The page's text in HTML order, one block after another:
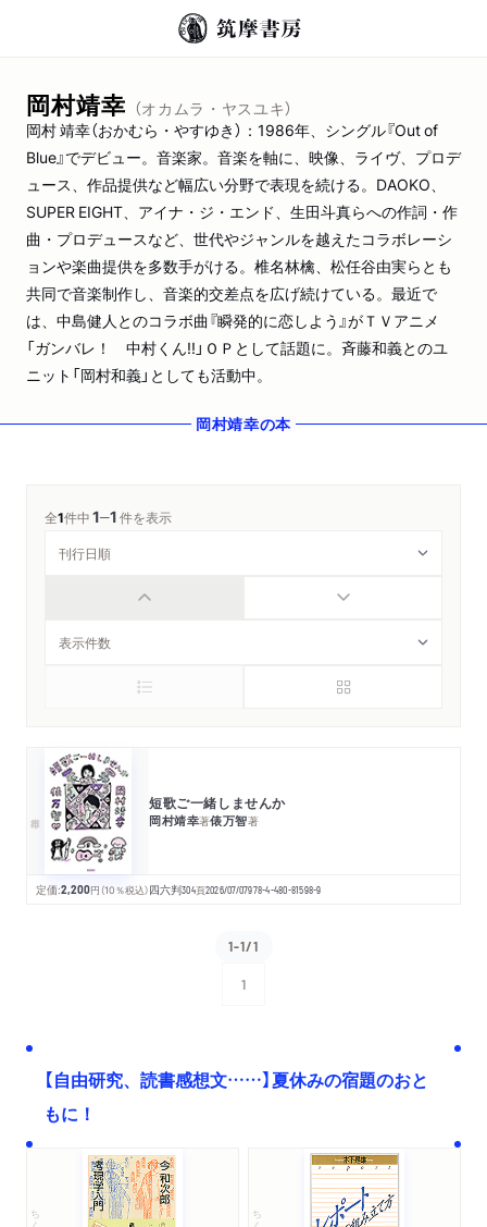
岡村靖幸 （オカムラ・ヤスユキ）
岡村 靖幸（おかむら・やすゆき）：1986年、シングル『Out of
Blue』でデビュー。音楽家。音楽を軸に、映像、ライヴ、プロデ
ュース、作品提供など幅広い分野で表現を続ける。DAOKO、
SUPER EIGHT、アイナ・ジ・エンド、生田斗真らへの作詞・作
曲・プロデュースなど、世代やジャンルを越えたコラボレーシ
ョンや楽曲提供を多数手がける。椎名林檎、松任谷由実らとも
共同で音楽制作し、音楽的交差点を広げ続けている。最近で
は、中島健人とのコラボ曲『瞬発的に恋しよう』がＴＶアニメ
「ガンバレ！ 中村くん!!」ＯＰとして話題に。斉藤和義とのユ
ニット「岡村和義」としても活動中。
岡村靖幸の本
全1件中1─1件を表示
短歌ご一緒しませんか
岡村靖幸著俵万智著
定価:2,200円 （10％税込）四六判304頁2026/07/07978-4-480-81598-9
1-1/1
1
【自由研究、読書感想文……】夏休みの宿題のおと
もに！
ちくま文庫 ちくま学芸文庫